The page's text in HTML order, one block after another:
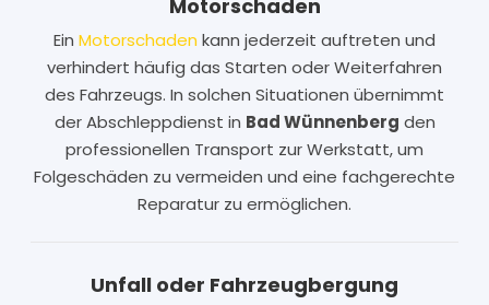
Motorschaden
Ein Motorschadenkann jederzeit auftreten und
verhindert häufig das Starten oder Weiterfahren
des Fahrzeugs. In solchen Situationen übernimmt
der Abschleppdienst in Bad Wünnenberg den
professionellen Transport zur Werkstatt, um
Folgeschäden zu vermeiden und eine fachgerechte
Reparatur zu ermöglichen.
Unfall oder Fahrzeugbergung